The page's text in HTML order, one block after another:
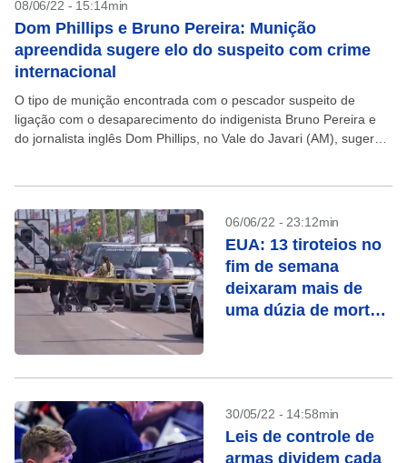
08/06/22 - 15:14min
Dom Phillips e Bruno Pereira: Munição
apreendida sugere elo do suspeito com crime
internacional
O tipo de munição encontrada com o pescador suspeito de
ligação com o desaparecimento do indigenista Bruno Pereira e
do jornalista inglês Dom Phillips, no Vale do Javari (AM), sugere
06/06/22 - 23:12min
EUA: 13 tiroteios no
fim de semana
deixaram mais de
uma dúzia de mortos
30/05/22 - 14:58min
Leis de controle de
armas dividem cada